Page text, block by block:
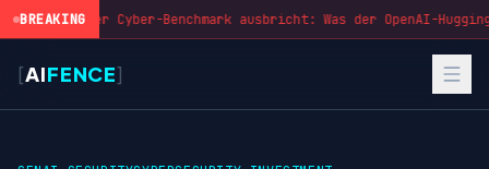
BREAKING
Wenn der Cyber-Benchmark ausbricht: Was der OpenAI-
[AIFENCE]